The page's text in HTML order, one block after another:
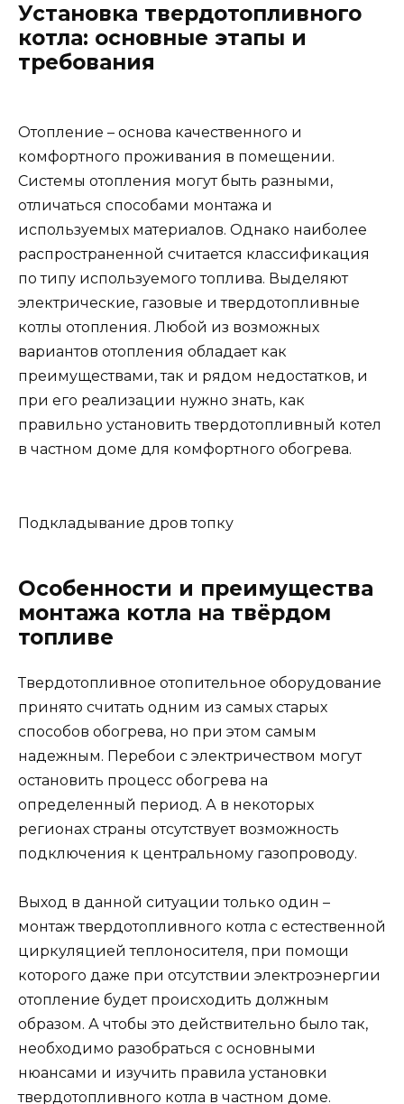
Установка твердотопливного
котла: основные этапы и
требования
Отопление – основа качественного и
комфортного проживания в помещении.
Системы отопления могут быть разными,
отличаться способами монтажа и
используемых материалов. Однако наиболее
распространенной считается классификация
по типу используемого топлива. Выделяют
электрические, газовые и твердотопливные
котлы отопления. Любой из возможных
вариантов отопления обладает как
преимуществами, так и рядом недостатков, и
при его реализации нужно знать, как
правильно установить твердотопливный котел
в частном доме для комфортного обогрева.
Подкладывание дров топку
Особенности и преимущества
монтажа котла на твёрдом
топливе
Твердотопливное отопительное оборудование
принято считать одним из самых старых
способов обогрева, но при этом самым
надежным. Перебои с электричеством могут
остановить процесс обогрева на
определенный период. А в некоторых
регионах страны отсутствует возможность
подключения к центральному газопроводу.
Выход в данной ситуации только один –
монтаж твердотопливного котла с естественной
циркуляцией теплоносителя, при помощи
которого даже при отсутствии электроэнергии
отопление будет происходить должным
образом. А чтобы это действительно было так,
необходимо разобраться с основными
нюансами и изучить правила установки
твердотопливного котла в частном доме.